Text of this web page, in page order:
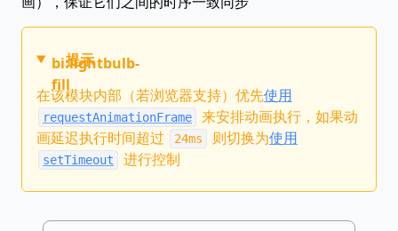
bi:lightbulb-
fill
提示
在该模块内部（若浏览器支持）优先使用
requestAnimationFrame
来安排动画执行，如果动
画延迟执行时间超过
24ms 则切换为使用
setTimeout 进行控制